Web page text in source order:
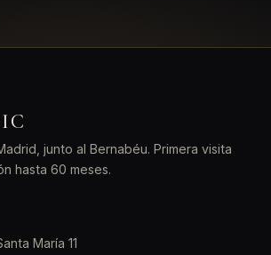
junto al Bernabéu. Primera visita
hasta 60 meses.
María 11